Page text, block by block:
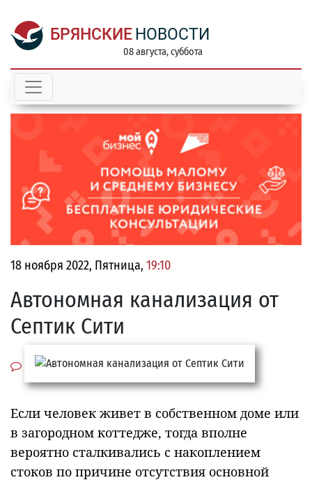
БРЯНСКИЕ НОВОСТИ
08 августа, суббота
18 ноября 2022, Пятница, 19:10
Автономная канализация от
Септик Сити
Если человек живет в собственном доме или
в загородном коттедже, тогда вполне
вероятно сталкивались с накоплением
стоков по причине отсутствия основной